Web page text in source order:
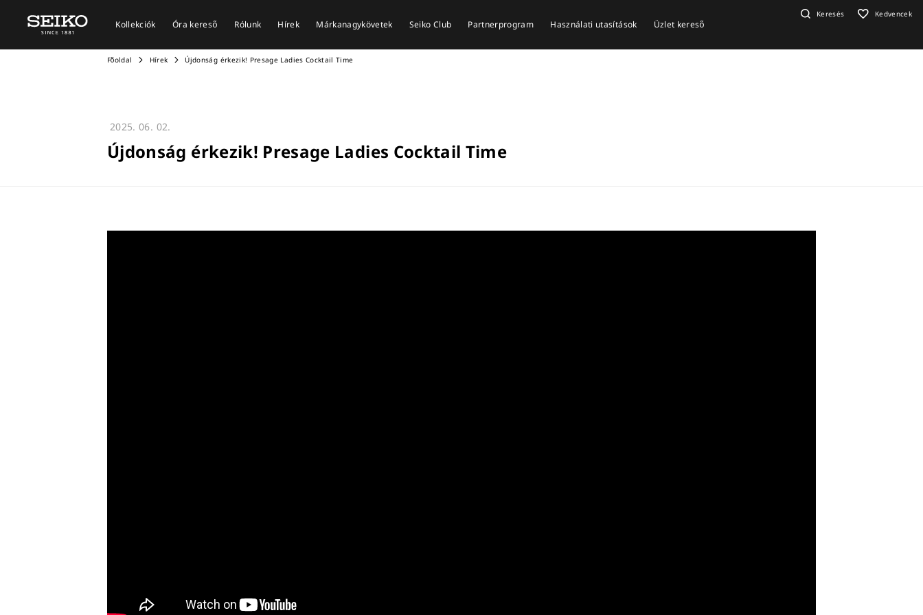
Kollekciók Óra kereső Rólunk Hírek Márkanagykövetek Seiko Club Partnerprogram Használati utasítások Üzlet kereső
Keresés Kedvencek
Főoldal Hírek Újdonság érkezik! Presage Ladies Cocktail Time
2025. 06. 02.
Újdonság érkezik! Presage Ladies Cocktail Time